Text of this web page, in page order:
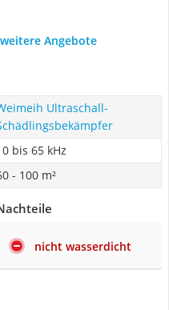
Angebote
Ultraschall-
bis 65 kHz
- 100 m²
nicht wasserdicht